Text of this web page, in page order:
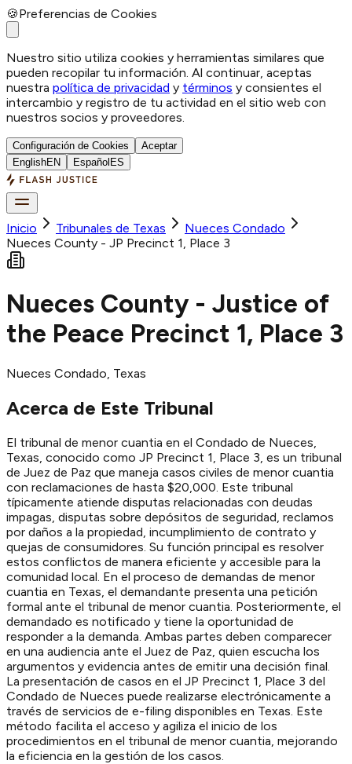
🍪Preferencias de Cookies
Nuestro sitio utiliza cookies y herramientas similares que
pueden recopilar tu información. Al continuar, aceptas
nuestra política de privacidad y términos y consientes el
intercambio y registro de tu actividad en el sitio web con
nuestros socios y proveedores.
Configuración de Cookies
Aceptar
EnglishEN Español ES
Inicio Tribunales de Texas Nueces Condado
Nueces County - JP Precinct 1, Place 3
Nueces County - Justice of
the Peace Precinct 1, Place 3
Nueces Condado, Texas
Acerca de Este Tribunal
El tribunal de menor cuantia en el Condado de Nueces,
Texas, conocido como JP Precinct 1, Place 3, es un tribunal
de Juez de Paz que maneja casos civiles de menor cuantia
con reclamaciones de hasta $20,000. Este tribunal
típicamente atiende disputas relacionadas con deudas
impagas, disputas sobre depósitos de seguridad, reclamos
por daños a la propiedad, incumplimiento de contrato y
quejas de consumidores. Su función principal es resolver
estos conflictos de manera eficiente y accesible para la
comunidad local. En el proceso de demandas de menor
cuantia en Texas, el demandante presenta una petición
formal ante el tribunal de menor cuantia. Posteriormente, el
demandado es notificado y tiene la oportunidad de
responder a la demanda. Ambas partes deben comparecer
en una audiencia ante el Juez de Paz, quien escucha los
argumentos y evidencia antes de emitir una decisión final.
La presentación de casos en el JP Precinct 1, Place 3 del
Condado de Nueces puede realizarse electrónicamente a
través de servicios de e-filing disponibles en Texas. Este
método facilita el acceso y agiliza el inicio de los
procedimientos en el tribunal de menor cuantia, mejorando
la eficiencia en la gestión de los casos.